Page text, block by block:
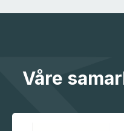
Våre